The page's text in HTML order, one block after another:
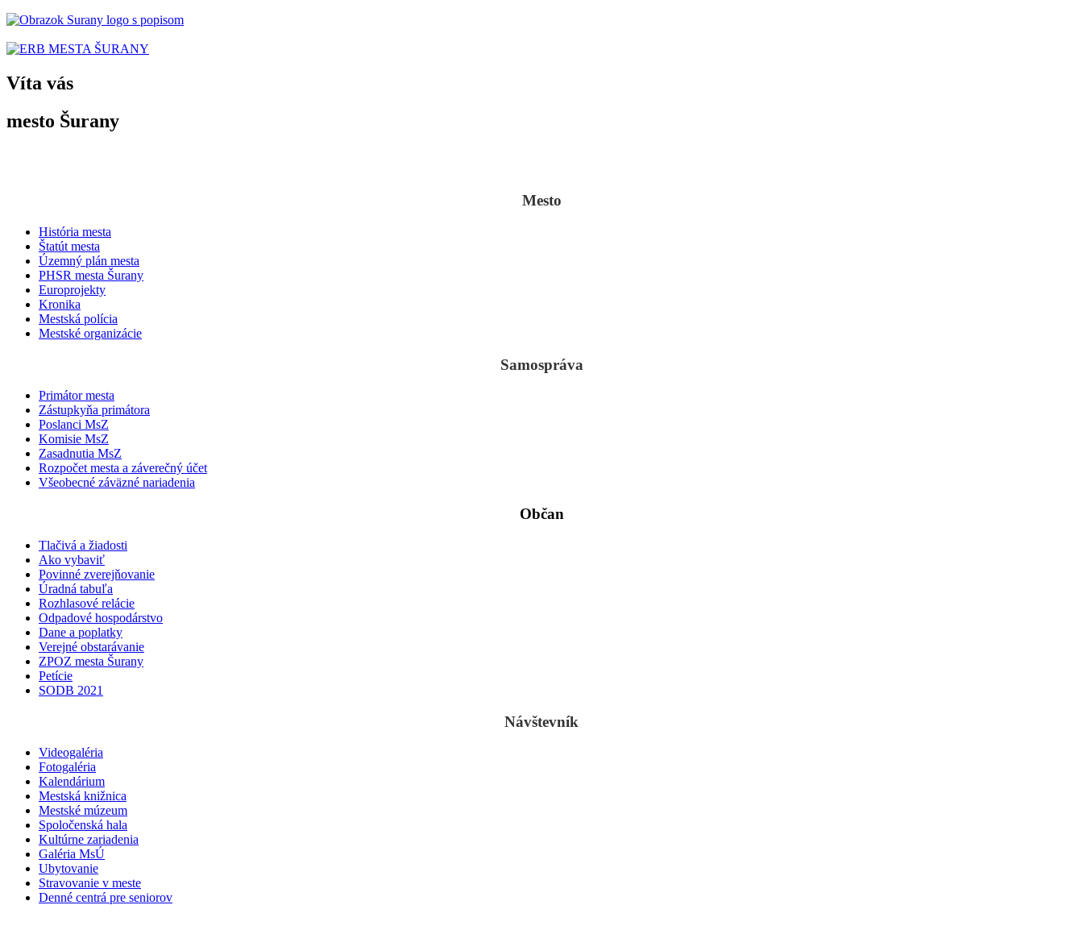
Víta vás
mesto Šurany
Mesto
História mesta
Štatút mesta
Územný plán mesta
PHSR mesta Šurany
Europrojekty
Kronika
Mestská polícia
Mestské organizácie
Samospráva
Primátor mesta
Zástupkyňa primátora
Poslanci MsZ
Komisie MsZ
Zasadnutia MsZ
Rozpočet mesta a záverečný účet
Všeobecné záväzné nariadenia
Občan
Tlačivá a žiadosti
Ako vybaviť
Povinné zverejňovanie
Úradná tabuľa
Rozhlasové relácie
Odpadové hospodárstvo
Dane a poplatky
Verejné obstarávanie
ZPOZ mesta Šurany
Petície
SODB 2021
Návštevník
Videogaléria
Fotogaléria
Kalendárium
Mestská knižnica
Mestské múzeum
Spoločenská hala
Kultúrne zariadenia
Galéria MsÚ
Ubytovanie
Stravovanie v meste
Denné centrá pre seniorov